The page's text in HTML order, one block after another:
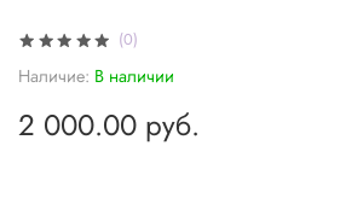
(0)
Наличие: В наличии
2 000.00 руб.